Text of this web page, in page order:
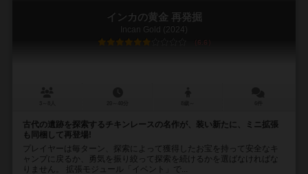
インカの黄金 再発掘
Incan Gold (2024)
6.6
古代の遺跡を探索するチキンレースの名作が、装い新たに、ミニ拡張
も同梱して再登場!
プレイヤーは毎ターン、探索によって獲得したお宝を持って安全なキ
ャンプに戻るか、勇気を振り絞って探索を続けるかを選ばなければな
りません。 拡張モジュール「イベント」で...